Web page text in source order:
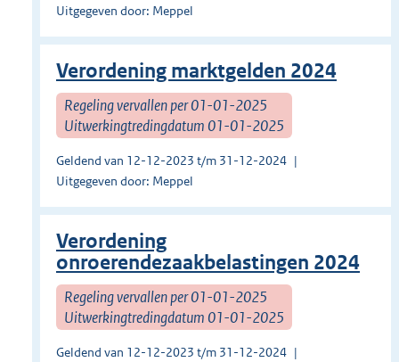
Uitgegeven door: Meppel
Verordening marktgelden 2024
Regeling vervallen per 01-01-2025
Uitwerkingtredingdatum 01-01-2025
Geldend van 12-12-2023 t/m 31-12-2024
Uitgegeven door: Meppel
Verordening
onroerendezaakbelastingen 2024
Regeling vervallen per 01-01-2025
Uitwerkingtredingdatum 01-01-2025
Geldend van 12-12-2023 t/m 31-12-2024